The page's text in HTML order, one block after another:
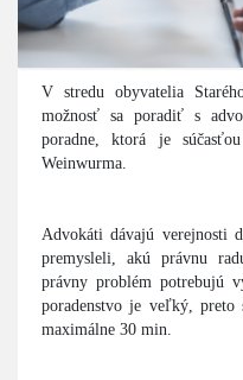
V stredu obyvatelia
možnosť sa poradiť s
poradne, ktorá je
Weinwurma.
Advokáti dávajú verejnosti
premysleli, akú právnu
právny problém potrebujú
poradenstvo je veľký, preto
maximálne 30 min.